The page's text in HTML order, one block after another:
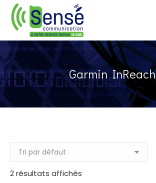
Garmin InReach
2 résultats affichés